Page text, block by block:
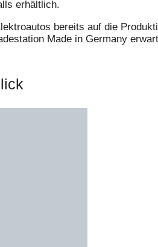
erhältlich.
bereits auf die
Made in Germany